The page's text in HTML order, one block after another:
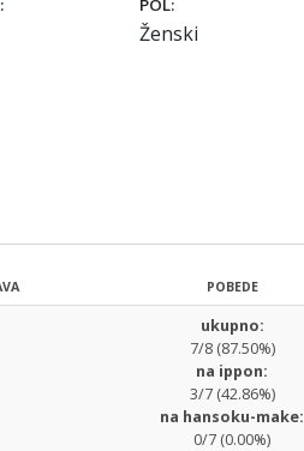
POL:
Ženski
POBEDE
ukupno:
7/8 (87.50%)
na ippon:
3/7 (42.86%)
na hansoku-make:
0/7 (0.00%)